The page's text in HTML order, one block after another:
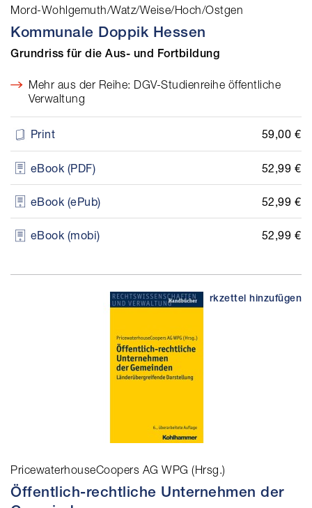
Mord-Wohlgemuth/Watz/Weise/Hoch/Ostgen
Kommunale Doppik Hessen
Grundriss für die Aus- und Fortbildung
Mehr aus der Reihe: DGV-Studienreihe öffentliche
Verwaltung
Print 59,00 €
eBook (PDF) 52,99 €
eBook (ePub) 52,99 €
eBook (mobi) 52,99 €
PricewaterhouseCoopers AG WPG (Hrsg.)
Öffentlich-rechtliche Unternehmen der